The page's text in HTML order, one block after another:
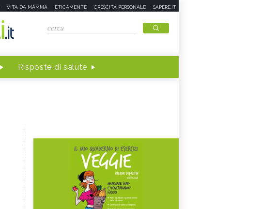
VITA DA MAMMA ETICAMENTE CRESCITA PERSONALE SAPERE.IT
Risposte di salute